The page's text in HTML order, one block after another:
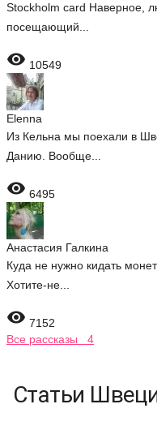
Stockholm card Наверное,
посещающий...
 10549
Elenna
Из Кельна мы поехали в
Данию. Вообще...
 6495
Анастасия Галкина
Куда не нужно кидать
Хотите-не...
 7152
Все рассказы 4
Статьи